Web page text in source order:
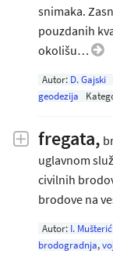
snimaka.
pouzdanih
okolišu…
Autor: D. Gajski
geodezija
fregata,
uglavnom
civilnih
brodove na
Autor: I. Mušterić
brodogradnja,